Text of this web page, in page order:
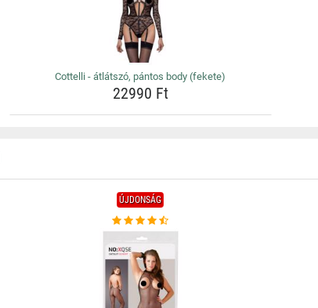
Cottelli - átlátszó, pántos body (fekete)
22990 Ft
ÚJDONSÁG